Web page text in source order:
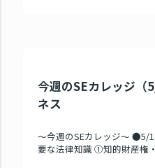
今週のSEカレッジ
ネス
～今週のSEカレッジ～ ●5/
要な法律知識 ①知的財産権